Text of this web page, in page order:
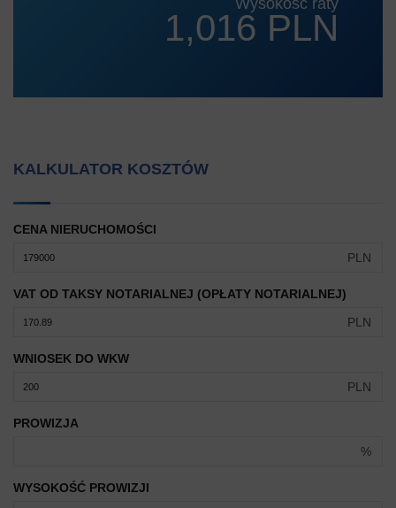
Wysokość raty
1,016 PLN
KALKULATOR KOSZTÓW
CENA NIERUCHOMOŚCI
PLN
VAT OD TAKSY NOTARIALNEJ (OPŁATY NOTARIALNEJ)
PLN
WNIOSEK DO WKW
PLN
PROWIZJA
%
WYSOKOŚĆ PROWIZJI